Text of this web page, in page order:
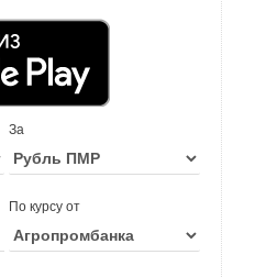
За
По курсу от